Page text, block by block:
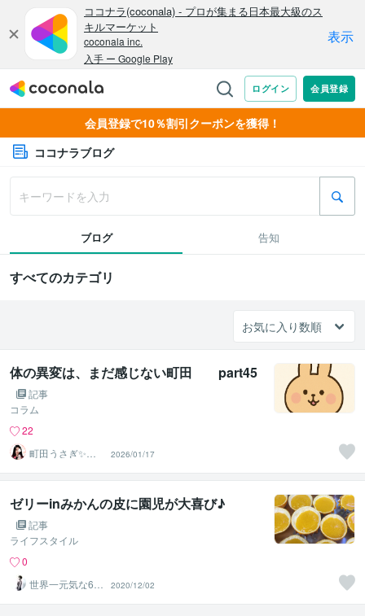
会員登録で10％割引クーポンを獲得！
ココナラブログ
ブログ 告知
すべてのカテゴリ
体の異変は、まだ感じない町田 part45
記事
コラム
22
町田うさぎ✨閃
光の幸せ届け人
♡怪談師⛩️
2026/01/17
ゼリーinみかんの皮に園児が大喜び♪
記事
ライフスタイル
0
世界一元気な60
歳♪ 藤野もえ
2020/12/02